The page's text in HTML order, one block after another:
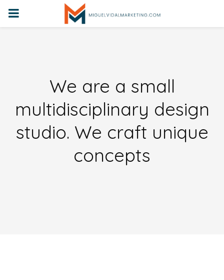
PRIMARY
We are a small
multidisciplinary design
studio. We craft unique
concepts